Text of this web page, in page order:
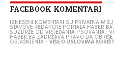
FACEBOOK KOMENTARI
IZNESENI KOMENTARI SU PRIVATNA
STAVOVE REDAKCIJE PORTALA
SUZDRŽE OD VRIJEĐANJA, PSOVANJA I
HABER.BA ZADRŽAVA PRAVO DA
OBJAŠNJENJA -VIŠE O USLOVIMA